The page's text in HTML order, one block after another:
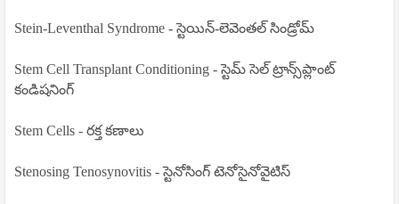
Stein-Leventhal Syndrome - స్టెయిన్-లెవెంతల్ సిండ్రోమ్
Stem Cell Transplant Conditioning - స్టెమ్ సెల్ ట్రాన్స్‌ప్లాంట్
కండిషనింగ్
Stem Cells - రక్త కణాలు
Stenosing Tenosynovitis - స్టెనోసింగ్ టెనోసైనోవైటిస్